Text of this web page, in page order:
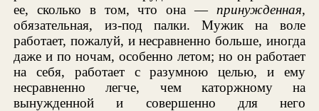
ее, сколько в том, что она — принужденная,
обязательная, из-под палки. Мужик на воле
работает, пожалуй, и несравненно больше, иногда
даже и по ночам, особенно летом; но он работает
на себя, работает с разумною целью, и ему
несравненно легче, чем каторжному на
вынужденной и совершенно для него